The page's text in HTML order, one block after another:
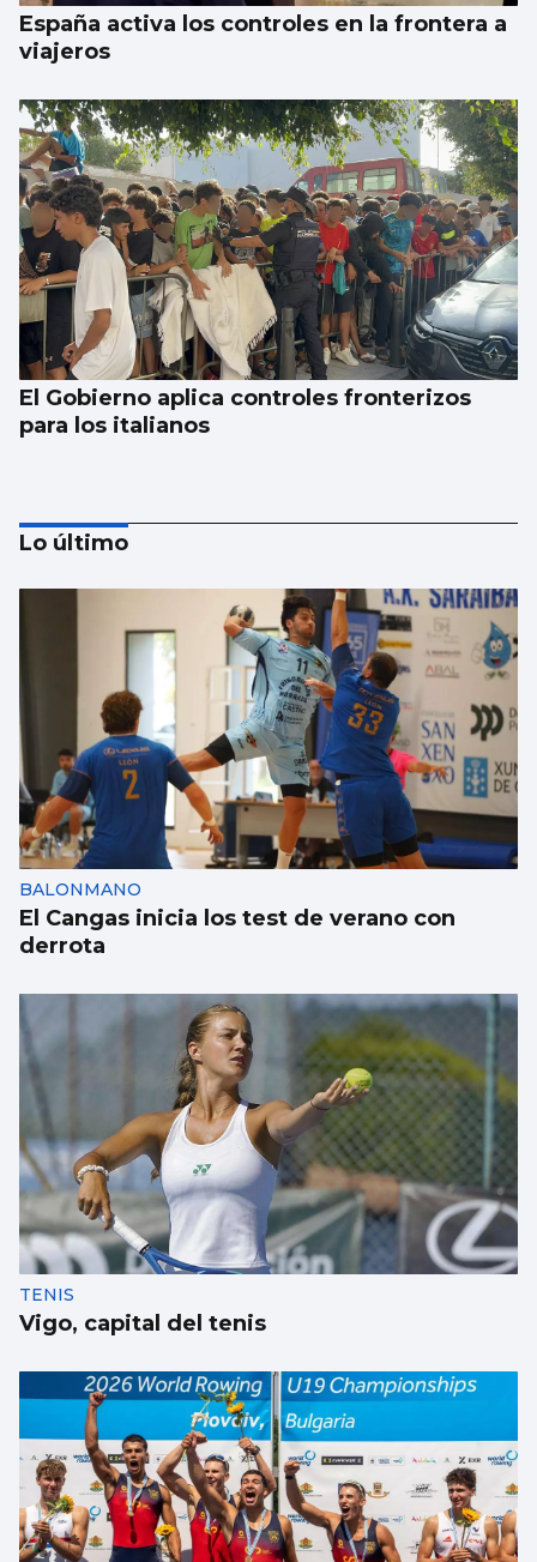
España activa los controles en la frontera a
viajeros
El Gobierno aplica controles fronterizos
para los italianos
Se agrava la situación en Ceuta para
reubicar a los menores inmigrantes
Lo último
BALONMANO
El Cangas inicia los test de verano con
derrota
TENIS
Vigo, capital del tenis